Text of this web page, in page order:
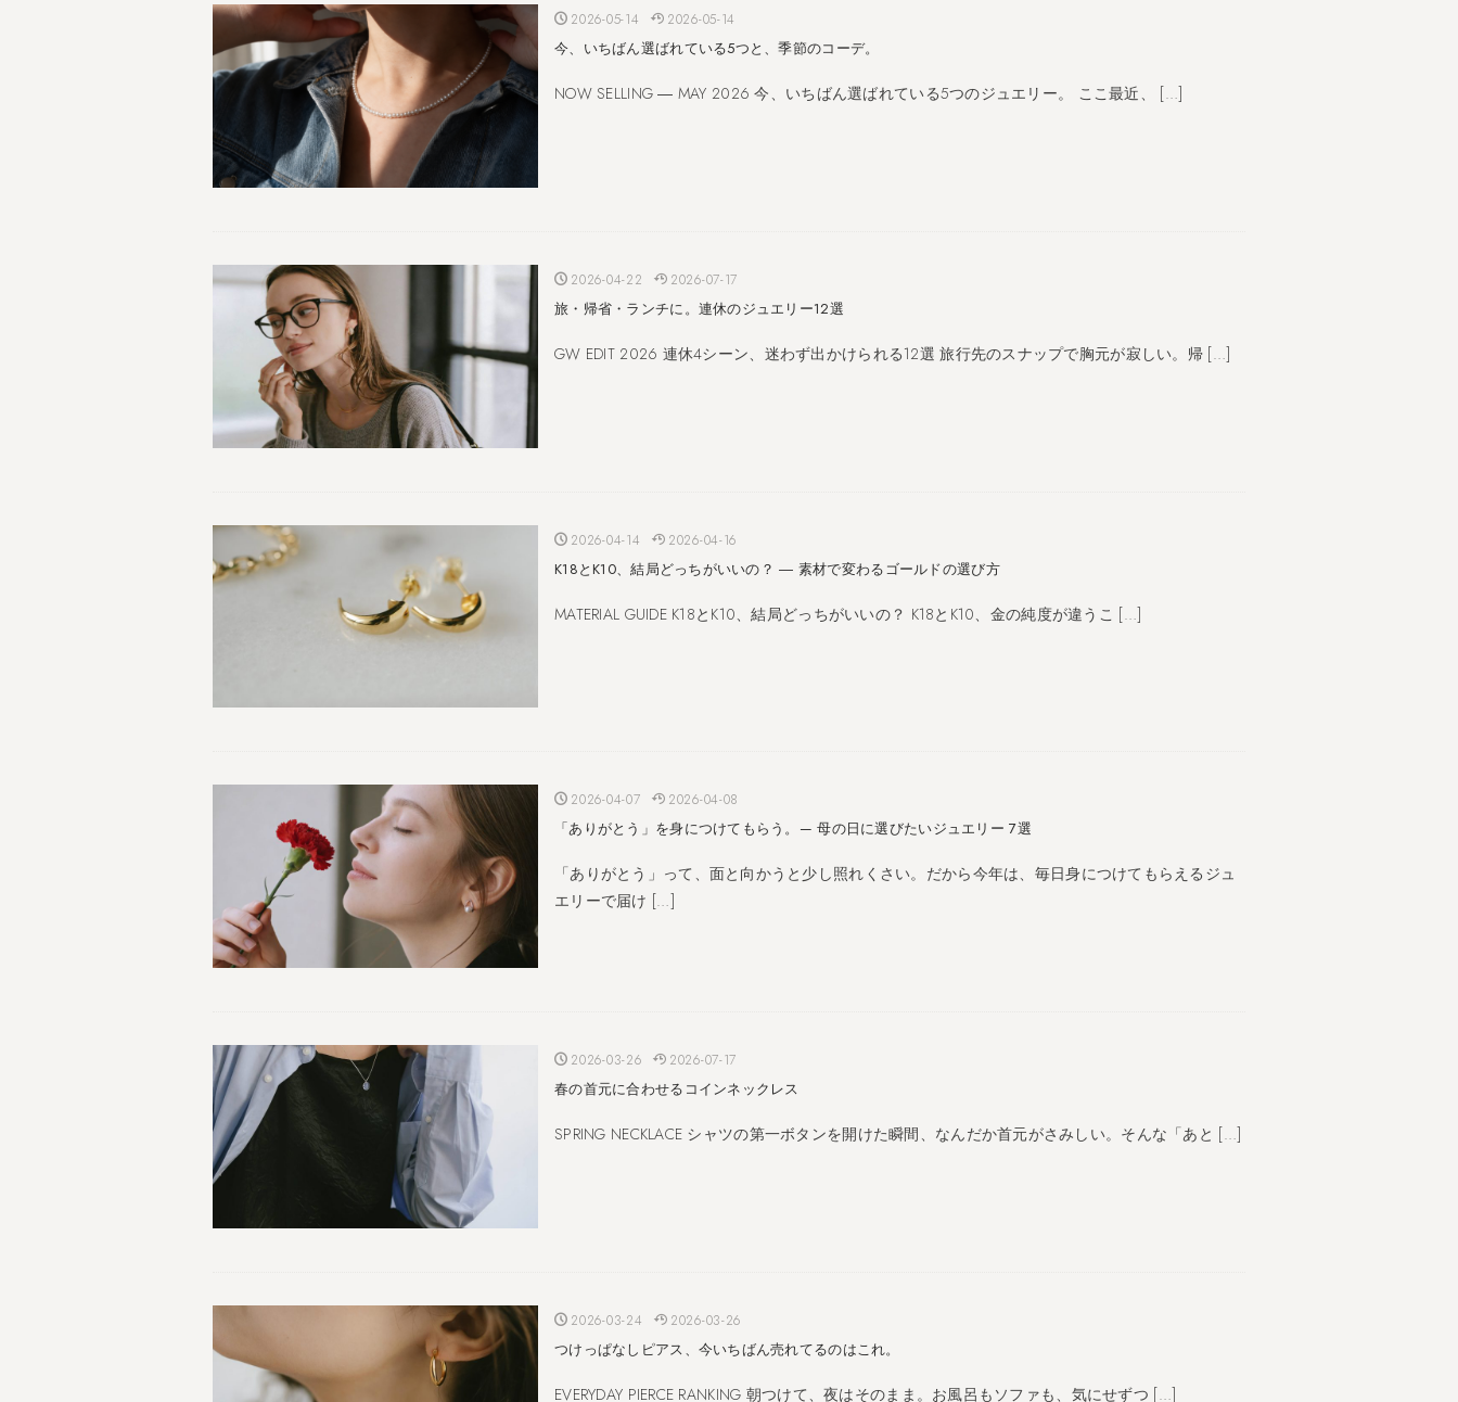
2026-05-14 2026-05-14
今、いちばん選ばれている5つと、季節のコーデ。
NOW SELLING ― MAY 2026 今、いちばん選ばれている5つのジュエリー。 ここ最近、 […]
2026-04-22 2026-07-17
旅・帰省・ランチに。連休のジュエリー12選
GW EDIT 2026 連休4シーン、迷わず出かけられる12選 旅行先のスナップで胸元が寂しい。帰 […]
2026-04-14 2026-04-16
K18とK10、結局どっちがいいの？ ― 素材で変わるゴールドの選び方
MATERIAL GUIDE K18とK10、結局どっちがいいの？ K18とK10、金の純度が違うこ […]
2026-04-07 2026-04-08
「ありがとう」を身につけてもらう。— 母の日に選びたいジュエリー 7選
「ありがとう」って、面と向かうと少し照れくさい。だから今年は、毎日身につけてもらえるジュ
エリーで届け […]
2026-03-26 2026-07-17
春の首元に合わせるコインネックレス
SPRING NECKLACE シャツの第一ボタンを開けた瞬間、なんだか首元がさみしい。そんな「あと […]
2026-03-24 2026-03-26
つけっぱなしピアス、今いちばん売れてるのはこれ。
EVERYDAY PIERCE RANKING 朝つけて、夜はそのまま。お風呂もソファも、気にせずつ […]